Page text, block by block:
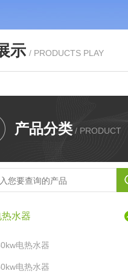
示 / PRODUCTS PLAY
产品分类 / PRODUCT
水器
电热水器
电热水器